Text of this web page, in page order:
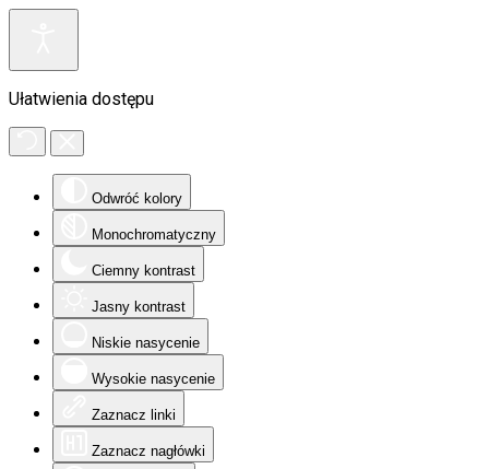
Ułatwienia dostępu
Odwróć kolory
Monochromatyczny
Ciemny kontrast
Jasny kontrast
Niskie nasycenie
Wysokie nasycenie
Zaznacz linki
Zaznacz nagłówki